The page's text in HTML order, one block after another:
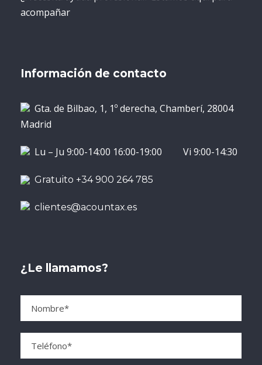
acompañar
Información de contacto
Gta. de Bilbao, 1, 1º derecha, Chamberí, 28004
Madrid
Lu – Ju 9:00-14:00 16:00-19:00 Vi 9:00-14:30
Gratuito +34 900 264 785
clientes@acountax.es
¿Le llamamos?